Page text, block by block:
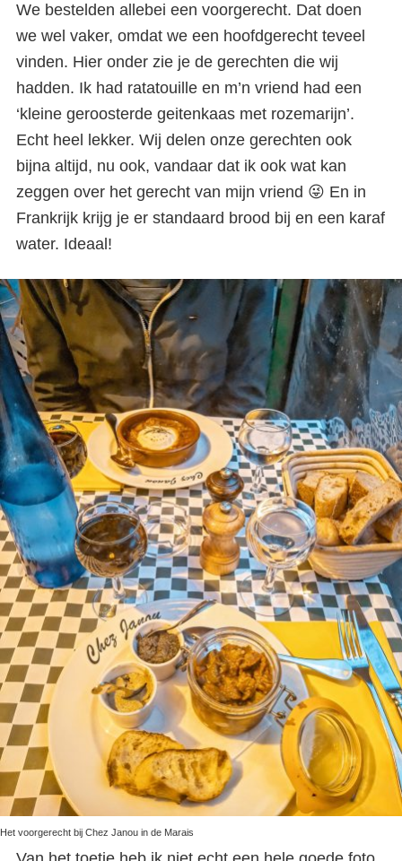
We bestelden allebei een voorgerecht. Dat doen
we wel vaker, omdat we een hoofdgerecht teveel
vinden. Hier onder zie je de gerechten die wij
hadden. Ik had ratatouille en m’n vriend had een
‘kleine geroosterde geitenkaas met rozemarijn’.
Echt heel lekker. Wij delen onze gerechten ook
bijna altijd, nu ook, vandaar dat ik ook wat kan
zeggen over het gerecht van mijn vriend 😜 En in
Frankrijk krijg je er standaard brood bij en een karaf
water. Ideaal!
Het voorgerecht bij Chez Janou in de Marais